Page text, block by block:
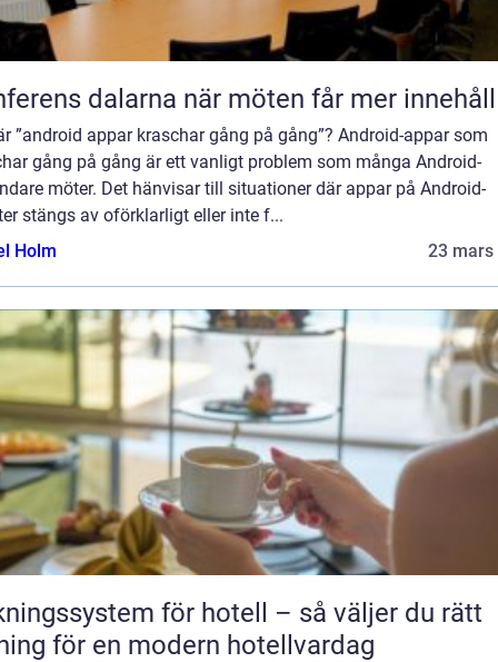
Konferens dalarna när möten får mer innehåll
”android appar kraschar gång på gång”? Android-appar som
gång på gång är ett vanligt problem som många Android-
möter. Det hänvisar till situationer där appar på Android-
stängs av oförklarligt eller inte f...
Holm
23 mars
för hotell – så väljer du rätt
för en modern hotellvardag